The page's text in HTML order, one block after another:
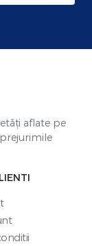
aflate pe